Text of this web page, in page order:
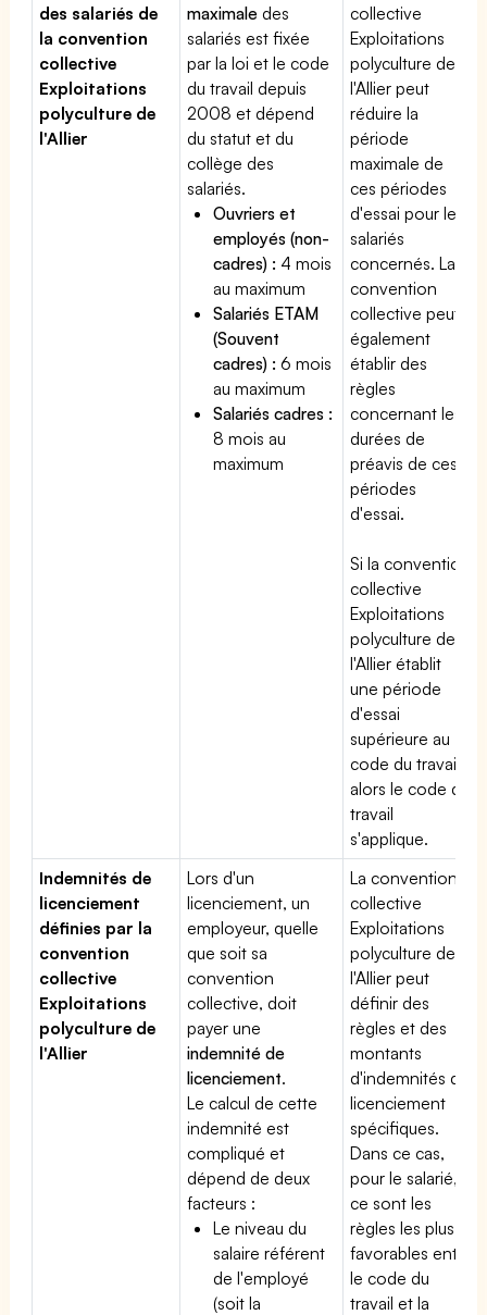
des salariés de
la convention
collective
Exploitations
polyculture de
l'Allier
maximale des
salariés est fixée
par la loi et le code
du travail depuis
2008 et dépend
du statut et du
collège des
salariés.
Ouvriers et
employés (non-
cadres) : 4 mois
au maximum
Salariés ETAM
(Souvent
cadres) : 6 mois
au maximum
Salariés cadres :
8 mois au
maximum
collective
Exploitations
polyculture de
l'Allier peut
réduire la
période
maximale de
ces périodes
d'essai pour les
salariés
concernés. La
convention
collective peut
également
établir des
règles
concernant les
durées de
préavis de ces
périodes
d'essai.
Si la convention
collective
Exploitations
polyculture de
l'Allier établit
une période
d'essai
supérieure au
code du travail,
alors le code du
travail
s'applique.
Indemnités de
licenciement
définies par la
convention
collective
Exploitations
polyculture de
l'Allier
Lors d'un
licenciement, un
employeur, quelle
que soit sa
convention
collective, doit
payer une
indemnité de
licenciement.
Le calcul de cette
indemnité est
compliqué et
dépend de deux
facteurs :
Le niveau du
salaire référent
de l'employé
(soit la
La convention
collective
Exploitations
polyculture de
l'Allier peut
définir des
règles et des
montants
d'indemnités de
licenciement
spécifiques.
Dans ce cas,
pour le salarié,
ce sont les
règles les plus
favorables entre
le code du
travail et la